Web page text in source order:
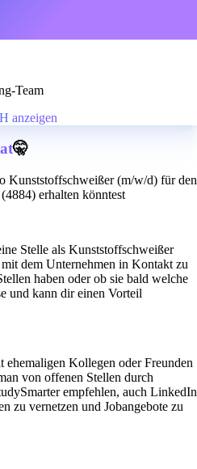
Team
anzeigen
🤫
Kunststoffschweißer (m/w/d) für den
erhalten könntest
Stelle als Kunststoffschweißer
dem Unternehmen in Kontakt zu
haben oder ob sie bald welche
und kann dir einen Vorteil
Kollegen oder Freunden
von offenen Stellen durch
empfehlen, auch LinkedIn
zu vernetzen und Jobangebote zu